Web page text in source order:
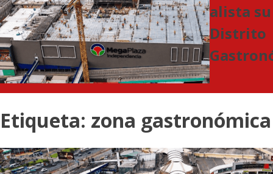
alista su
Distrito
Etiqueta: zona gastronómica